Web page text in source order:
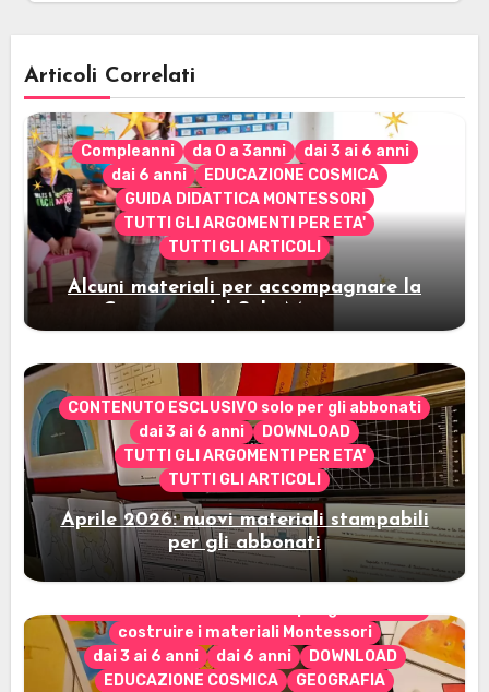
Articoli Correlati
Compleanni da 0 a 3anni
dai 3 ai 6 anni
dai 6 anni
EDUCAZIONE COSMICA
GUIDA DIDATTICA MONTESSORI
TUTTI GLI ARGOMENTI PER ETA'
TUTTI GLI ARTICOLI
Alcuni materiali per accompagnare la
Cerimonia del Sole Montessori
CONTENUTO ESCLUSIVO solo per gli abbonati
dai 3 ai 6 anni
DOWNLOAD
TUTTI GLI ARGOMENTI PER ETA'
TUTTI GLI ARTICOLI
Aprile 2026: nuovi materiali stampabili
per gli abbonati
costruire i materiali Montessori
dai 3 ai 6 anni
dai 6 anni
DOWNLOAD
EDUCAZIONE COSMICA
GEOGRAFIA